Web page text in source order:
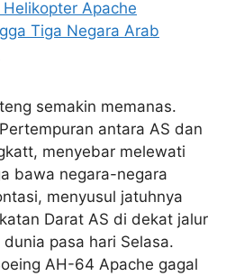
semakin memanas.
antara AS dan
menyebar melewati
bawa negara-negara
menyusul jatuhnya
Darat AS di dekat jalur
pasa hari Selasa.
AH-64 Apache gagal